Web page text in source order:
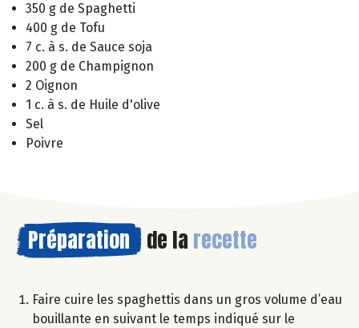
350 g de Spaghetti
400 g de Tofu
7 c. à s. de Sauce soja
200 g de Champignon
2 Oignon
1 c. à s. de Huile d'olive
Sel
Poivre
Préparation de la recette
Faire cuire les spaghettis dans un gros volume d’eau
bouillante en suivant le temps indiqué sur le